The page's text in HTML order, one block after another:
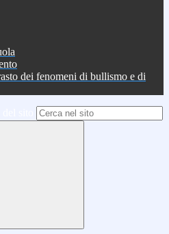
dei fenomeni di bullismo e di